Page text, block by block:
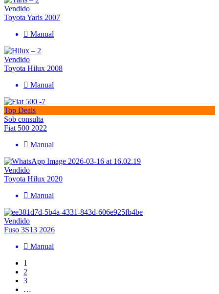
Vendido
Toyota Yaris 2007
Manual
Vendido
Toyota Hilux 2008
Manual
Top Deals
Sob consulta
Fiat 500 2022
Manual
Vendido
Toyota Hilux 2020
Manual
Vendido
Fuso 3S13 2026
Manual
1
2
3
…